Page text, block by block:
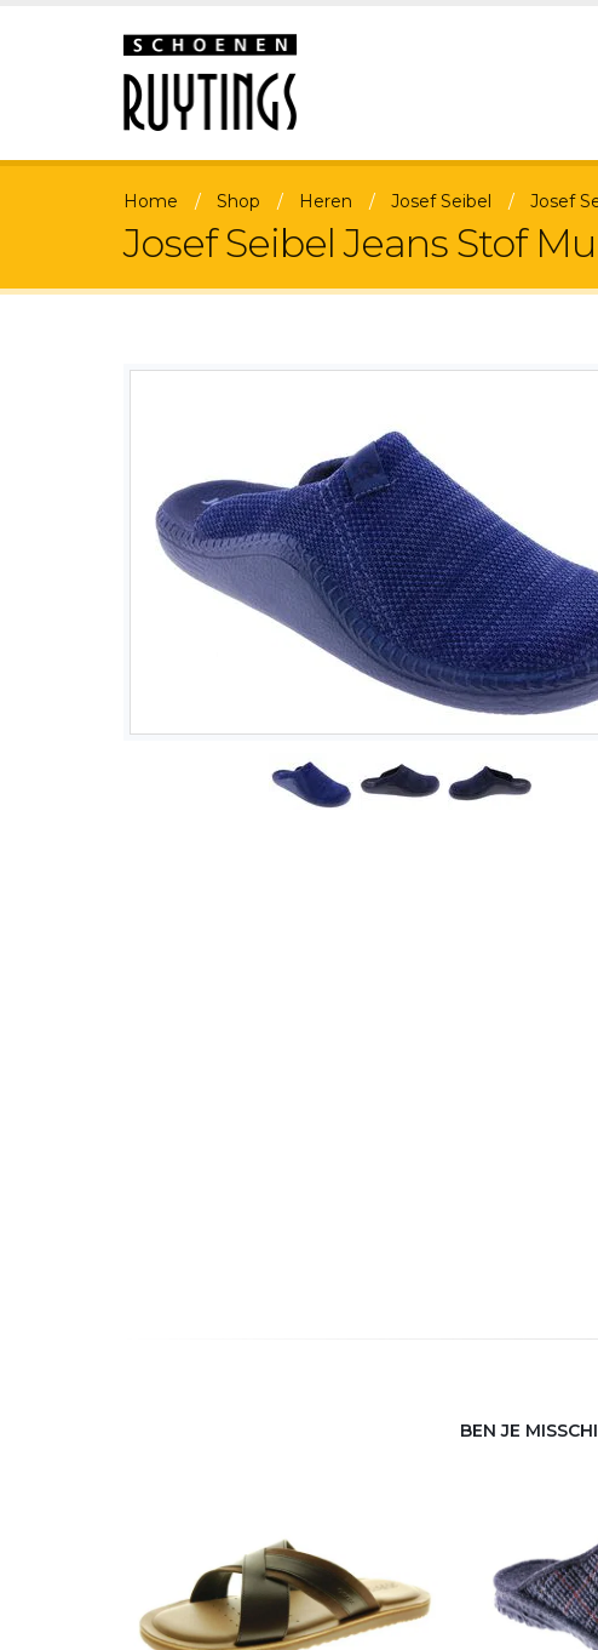
Home Shop Heren Josef Seibel Josef
Josef Seibel Jeans Stof
BEN JE